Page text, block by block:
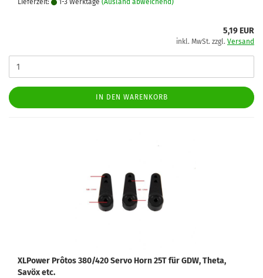
Lieferzeit: 1-3 Werktage (Ausland abweichend)
5,19 EUR
inkl. MwSt. zzgl. Versand
IN DEN WARENKORB
XLPower Prôtos 380/420 Servo Horn 25T für GDW, Theta,
Savöx etc.